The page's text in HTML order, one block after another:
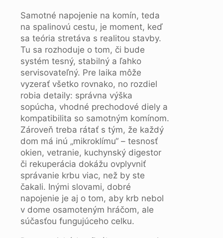
Samotné napojenie na komín, teda
na spalinovú cestu, je moment, keď
sa teória stretáva s realitou stavby.
Tu sa rozhoduje o tom, či bude
systém tesný, stabilný a ľahko
servisovateľný. Pre laika môže
vyzerať všetko rovnako, no rozdiel
robia detaily: správna výška
sopúcha, vhodné prechodové diely a
kompatibilita so samotným komínom.
Zároveň treba rátať s tým, že každý
dom má inú „mikroklímu“ – tesnosť
okien, vetranie, kuchynský digestor
či rekuperácia dokážu ovplyvniť
správanie krbu viac, než by ste
čakali. Inými slovami, dobré
napojenie je aj o tom, aby krb nebol
v dome osamoteným hráčom, ale
súčasťou fungujúceho celku.